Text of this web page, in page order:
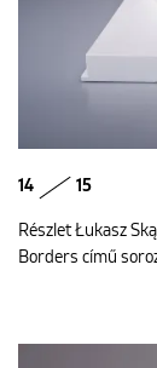
14 15
Részlet Łukasz
Borders című